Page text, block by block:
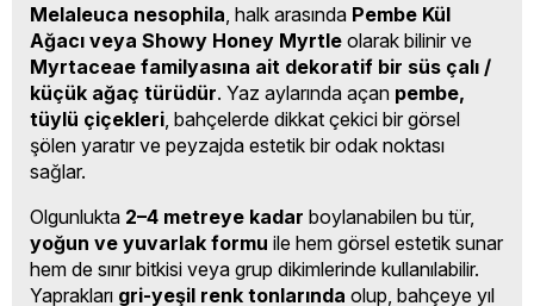
Melaleuca nesophila , halk arasında Pembe Kül
Ağacı veya Showy Honey Myrtle olarak bilinir ve
Myrtaceae familyasına ait dekoratif bir süs çalı /
küçük ağaç türüdür. Yaz aylarında açan pembe,
tüylü çiçekleri , bahçelerde dikkat çekici bir görsel
şölen yaratır ve peyzajda estetik bir odak noktası
sağlar.
Olgunlukta 2–4 metreye kadar boylanabilen bu tür,
yoğun ve yuvarlak formu ile hem görsel estetik sunar
hem de sınır bitkisi veya grup dikimlerinde kullanılabilir.
Yaprakları gri-yeşil renk tonlarında olup, bahçeye yıl